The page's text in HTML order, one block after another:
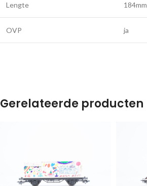
Lengte 184mm
OVP ja
Gerelateerde producten